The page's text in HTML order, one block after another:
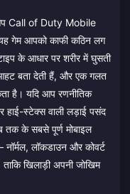
Call of Duty Mobile
गेम आपको काफी कठिन लग
के आधार पर शरीर में घुसती
बता देती हैं, और एक गलत
है। यदि आप रणनीतिक
हाई-स्टेक्स वाली लड़ाई पसंद
तक के सबसे पूर्ण मोबाइल
लॉकडाउन और कोवर्ट
खिलाड़ी अपनी जोखिम